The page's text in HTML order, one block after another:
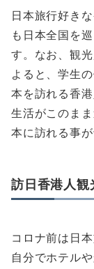
日本旅行好き
も日本全国を
す。なお、観
よると、学生
本を訪れる香
生活がこのま
本に訪れる事が
訪日香港人観
コロナ前は日
自分でホテル